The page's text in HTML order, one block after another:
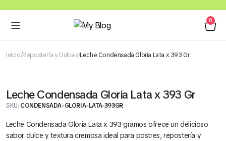
0
Inicio Repostería y Dulces Leche Condensada Gloria Lata x 393 Gr
Leche Condensada Gloria Lata x 393 Gr
SKU: CONDENSADA-GLORIA-LATA-393GR
Leche Condensada Gloria Lata x 393 gramos ofrece un delicioso
sabor dulce y textura cremosa ideal para postres, repostería y